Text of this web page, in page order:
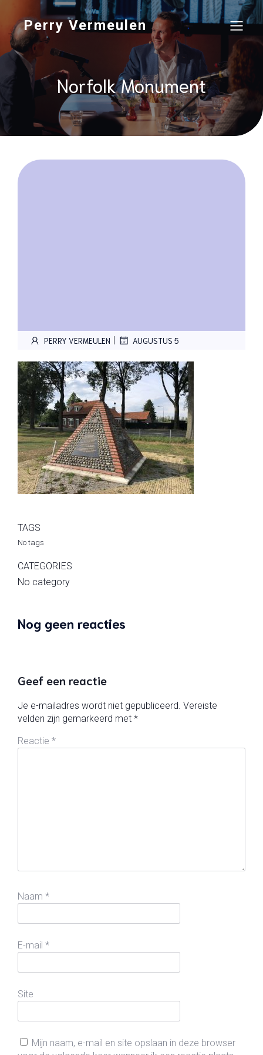
Perry Vermeulen
Norfolk Monument
PERRY VERMEULEN | AUGUSTUS 5
TAGS
No tags
CATEGORIES
No category
Nog geen reacties
Geef een reactie
Je e-mailadres wordt niet gepubliceerd. Vereiste
velden zijn gemarkeerd met *
Reactie *
Naam *
E-mail *
Site
Mijn naam, e-mail en site opslaan in deze browser